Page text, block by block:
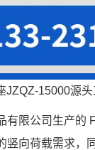
JZQZ-15000源
有限公司生产的
竖向荷载需求，